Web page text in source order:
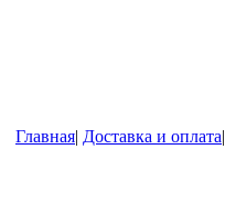
Главная| Доставка и оплата|